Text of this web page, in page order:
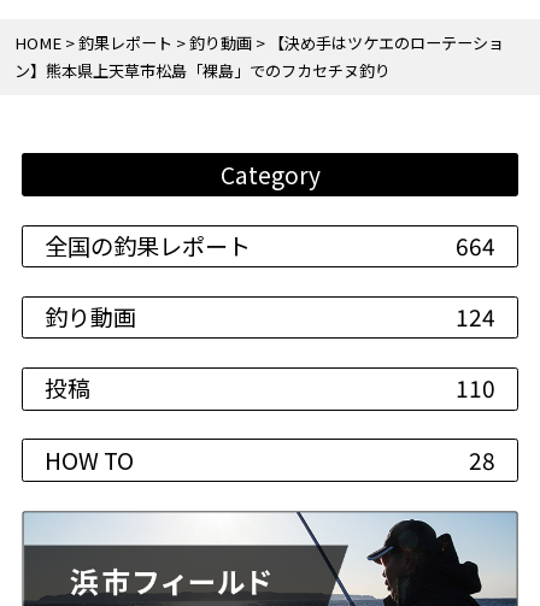
Category
全国の釣果レポート 664
釣り動画 124
投稿 110
HOW TO 28
HOME 釣果レポート 釣り動画
【決め手はツケエのローテーショ
ン】熊本県上天草市松島「裸島」でのフカセチヌ釣り